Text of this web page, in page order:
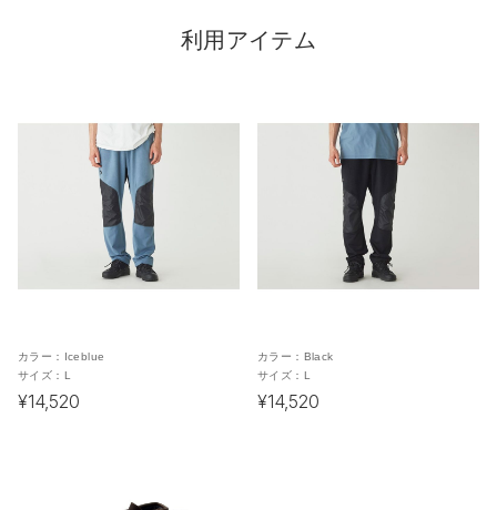
利用アイテム
カラー： Iceblue
サイズ： L
¥14,520
カラー： Black
サイズ： L
¥14,520